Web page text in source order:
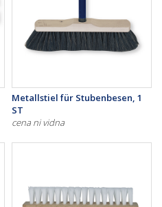
Metallstiel für Stubenbesen, 1
ST
cena ni vidna